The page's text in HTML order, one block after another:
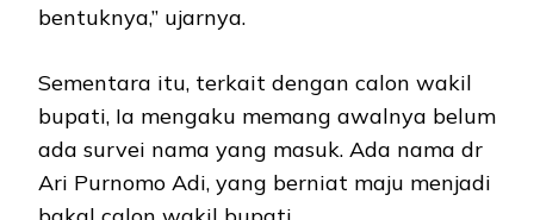
bentuknya,” ujarnya.
Sementara itu, terkait dengan calon wakil
bupati, Ia mengaku memang awalnya belum
ada survei nama yang masuk. Ada nama dr
Ari Purnomo Adi, yang berniat maju menjadi